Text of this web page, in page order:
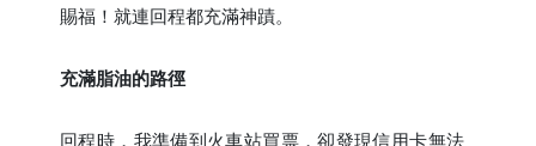
賜福！就連回程都充滿神蹟。
充滿脂油的路徑
回程時，我準備到火車站買票，卻發現信用卡無法